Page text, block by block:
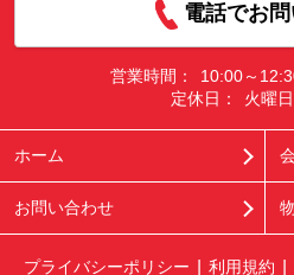
電話でお
営業時間：
10:00～
定休日：
火曜
ホーム
お問い合わせ
プライバシーポリシー 利用規約